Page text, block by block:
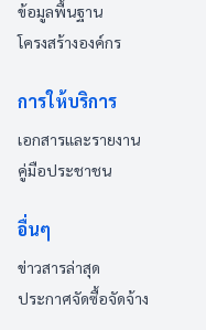
ข้อมูลพื้นฐาน
โครงสร้างองค์กร
การให้บริการ
เอกสารและรายงาน
คู่มือประชาชน
อื่นๆ
ข่าวสารล่าสุด
ประกาศจัดซื้อจัดจ้าง